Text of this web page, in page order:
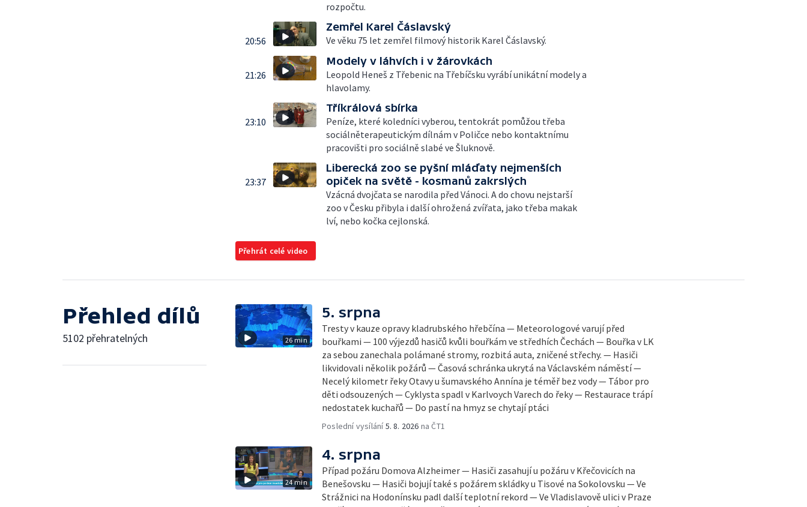
rozpočtu.
20:56
Zemřel Karel Čáslavský
Ve věku 75 let zemřel filmový historik Karel Čáslavský.
21:26
Modely v láhvích i v žárovkách
Leopold Heneš z Třebenic na Třebíčsku vyrábí unikátní modely a
hlavolamy.
23:10
Tříkrálová sbírka
Peníze, které koledníci vyberou, tentokrát pomůžou třeba
sociálněterapeutickým dílnám v Poličce nebo kontaktnímu
pracovišti pro sociálně slabé ve Šluknově.
23:37
Liberecká zoo se pyšní mláďaty nejmenších
opiček na světě - kosmanů zakrslých
Vzácná dvojčata se narodila před Vánoci. A do chovu nejstarší
zoo v Česku přibyla i další ohrožená zvířata, jako třeba makak
lví, nebo kočka cejlonská.
Přehrát celé video
Přehled dílů
5102 přehratelných 26 min
5. srpna
Tresty v kauze opravy kladrubského hřebčína — Meteorologové varují před
bouřkami — 100 výjezdů hasičů kvůli bouřkám ve středhích Čechách — Bouřka v LK
za sebou zanechala polámané stromy, rozbitá auta, zničené střechy. — Hasiči
likvidovali několik požárů — Časová schránka ukrytá na Václavském náměstí —
Necelý kilometr řeky Otavy u šumavského Annína je téměř bez vody — Tábor pro
děti odsouzených — Cyklysta spadl v Karlvoych Varech do řeky — Restaurace trápí
nedostatek kuchařů — Do pastí na hmyz se chytají ptáci
Poslední vysílání5. 8. 2026 na ČT1
24 min
4. srpna
Případ požáru Domova Alzheimer — Hasiči zasahují u požáru v Křečovicích na
Benešovsku — Hasiči bojují také s požárem skládky u Tisové na Sokolovsku — Ve
Strážnici na Hodonínsku padl další teplotní rekord — Ve Vladislavově ulici v Praze